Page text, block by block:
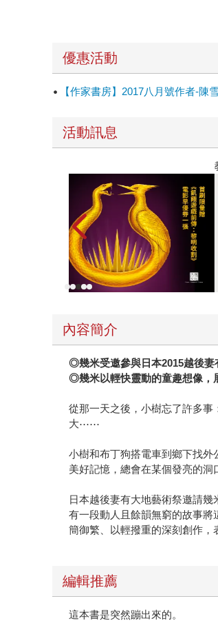
優惠活動
【作家書房】2017八月號作者-
活動訊息
內容簡介
◎幾米受邀參與日本2015越後妻
◎幾米以輕快靈動的童趣想像，
從那一天之後，小樹忘了許多
大⋯⋯
小樹和布丁狗搭電車到鄉下找
美好記憶，總會在某個發亮的洞
日本越後妻有大地藝術祭邀請
有一段動人且餘韻無窮的故事
簡御繁、以輕撥重的深刻創作，
編輯推薦
這本書是突然蹦出來的。